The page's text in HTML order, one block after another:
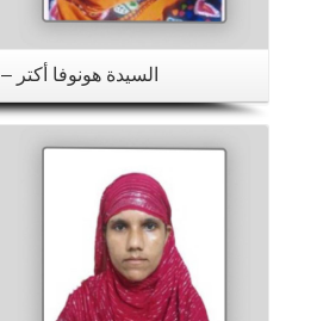
السيدة هونوفا أكتر – B1169
تفاصيل